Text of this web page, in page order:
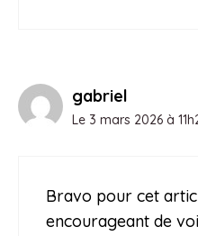
gabriel
Le 3 mars 2026 à
Bravo pour cet
encourageant de